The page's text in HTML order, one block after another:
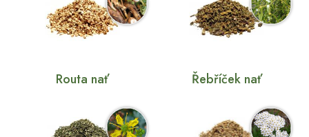
Routa nať Řebříček nať